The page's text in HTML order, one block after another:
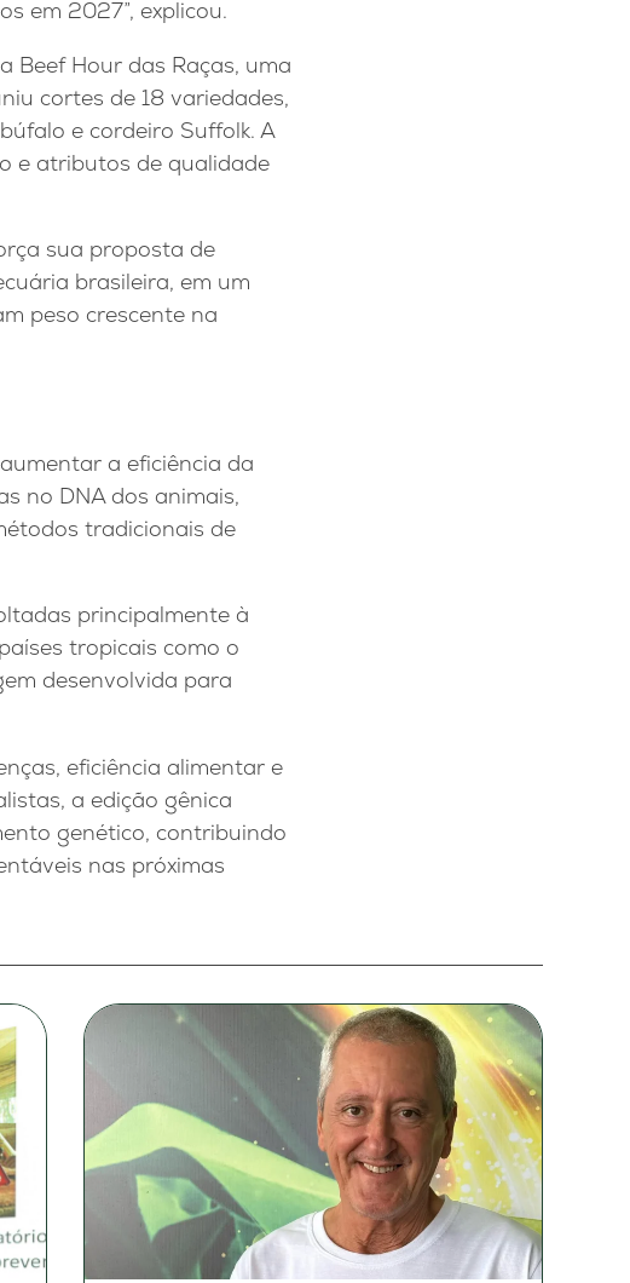
em 2027”, explicou.
Beef Hour das Raças, uma
cortes de 18 variedades,
e cordeiro Suffolk. A
e atributos de qualidade
sua proposta de
brasileira, em um
peso crescente na
a eficiência da
no DNA dos animais,
tradicionais de
principalmente à
tropicais como o
desenvolvida para
eficiência alimentar e
a edição gênica
genético, contribuindo
nas próximas